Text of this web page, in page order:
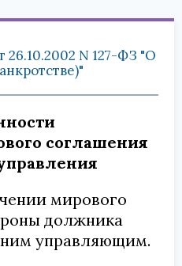
N 127-ФЗ "О
соглашения
мирового
должника
управляющим.